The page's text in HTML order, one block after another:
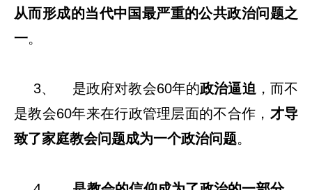
从而形成的当代中国最严重的公共政治问题之
一。
3、 是政府对教会60年的政治逼迫 ，而不
是教会60年来在行政管理层面的不合作， 才导
致了家庭教会问题成为一个政治问题。